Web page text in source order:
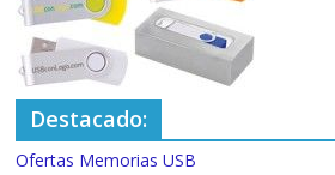
Destacado:
Ofertas Memorias USB